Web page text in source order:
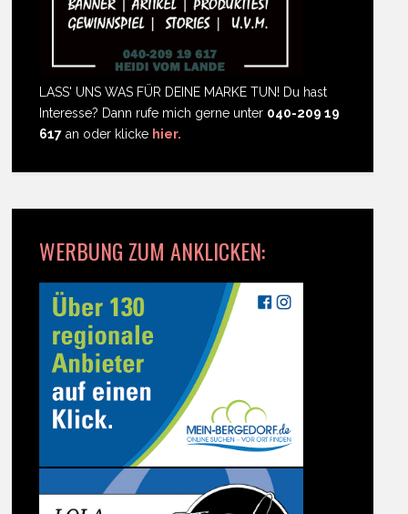
LASS' UNS WAS FÜR DEINE MARKE TUN! Du hast
Interesse? Dann rufe mich gerne unter 040-209 19
617 an oder klicke hier.
WERBUNG ZUM ANKLICKEN: